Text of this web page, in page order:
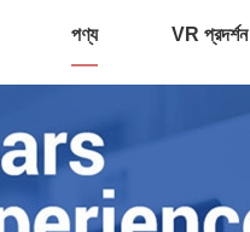
পণ্য VR প্রদর্শন